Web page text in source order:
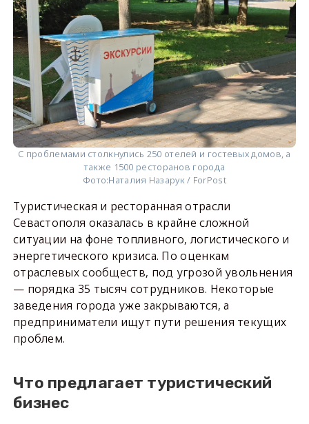
С проблемами столкнулись 250 отелей и гостевых домов, а
также 1500 ресторанов города
Фото:Наталия Назарук / ForPost
Туристическая и ресторанная отрасли
Севастополя оказалась в крайне сложной
ситуации на фоне топливного, логистического и
энергетического кризиса. По оценкам
отраслевых сообществ, под угрозой увольнения
— порядка 35 тысяч сотрудников. Некоторые
заведения города уже закрываются, а
предприниматели ищут пути решения текущих
проблем.
Что предлагает туристический
бизнес